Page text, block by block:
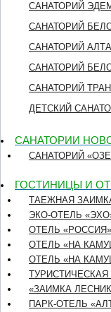
САНАТОРИЙ
САНАТОРИЙ
САНАТОРИЙ
САНАТОРИЙ
САНАТОРИЙ
ДЕТСКИЙ
САНАТОРИИ
САНАТОРИЙ
ГОСТИНИЦЫ И
ТАЕЖНАЯ
ЭКО-ОТЕЛЬ
ОТЕЛЬ «РОССИЯ»
ОТЕЛЬ «НА
ОТЕЛЬ «НА
«ЗАИМКА
ПАРК-ОТЕЛЬ